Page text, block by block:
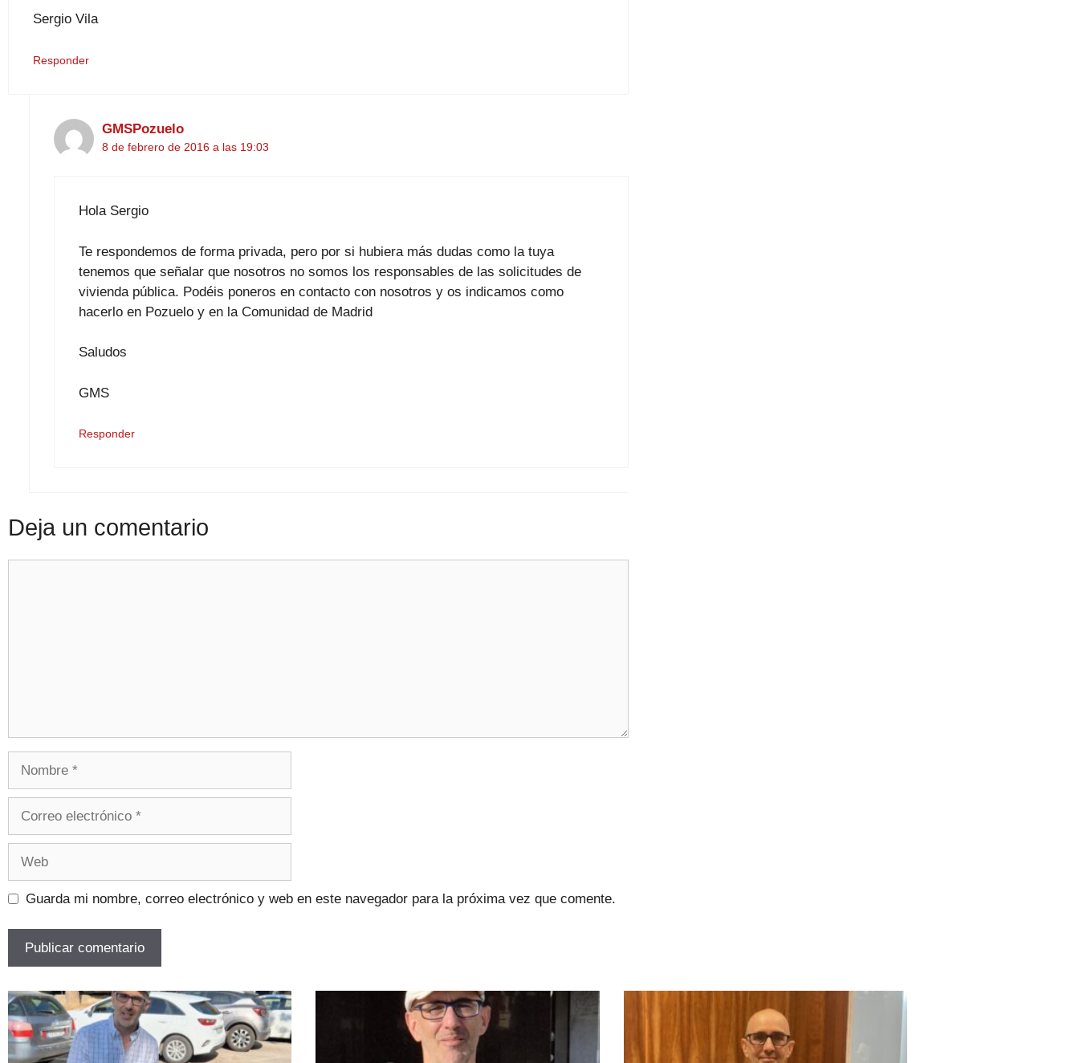
Sergio Vila
Responder
GMSPozuelo
8 de febrero de 2016 a las 19:03
Hola Sergio
Te respondemos de forma privada, pero por si hubiera más dudas como la tuya
tenemos que señalar que nosotros no somos los responsables de las solicitudes de
vivienda pública. Podéis poneros en contacto con nosotros y os indicamos como
hacerlo en Pozuelo y en la Comunidad de Madrid
Saludos
GMS
Responder
Deja un comentario
Guarda mi nombre, correo electrónico y web en este navegador para la próxima vez que comente.